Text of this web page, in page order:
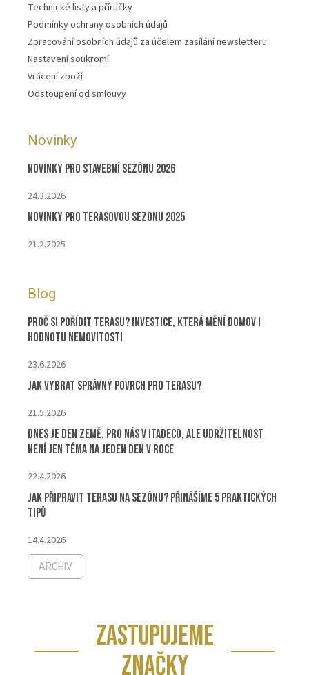
Technické listy a příručky
Podmínky ochrany osobních údajů
Zpracování osobních údajů za účelem zasílání newsletteru
Nastavení soukromí
Vrácení zboží
Odstoupení od smlouvy
Novinky
Novinky pro stavební sezónu 2026
24.3.2026
Novinky pro terasovou sezonu 2025
21.2.2025
Blog
Proč si pořídit terasu? Investice, která mění domov i
hodnotu nemovitosti
23.6.2026
Jak vybrat správný povrch pro terasu?
21.5.2026
Dnes je Den Země. Pro nás v ITADECO, ale udržitelnost
není jen téma na jeden den v roce
22.4.2026
Jak připravit terasu na sezónu? Přinášíme 5 praktických
tipů
14.4.2026
ARCHIV
ZASTUPUJEME
ZNAČKY